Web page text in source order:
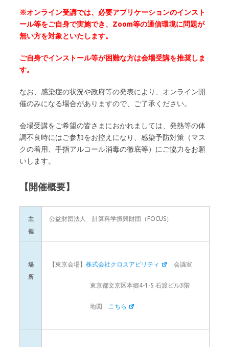
※オンライン受講では、必要アプリケーションのインスト
ール等をご自身で実施でき、Zoom等の通信環境に問題が
無い方を対象といたします。
ご自身でインストール等が困難な方は会場受講を推奨しま
す。
なお、感染症の状況や政府等の発表により、オンライン開
催のみになる場合がありますので、ご了承ください。
会場受講をご希望の皆さまにおかれましては、発熱等の体
調不良時にはご参加をお控えになり、感染予防対策（マス
クの着用、手指アルコール消毒の徹底等）にご協力をお願
いします。
【開催概要】
主
催
公益財団法人 計算科学振興財団（FOCUS）
場
所
【東京会場】 株式会社クロスアビリティ 会議室
東京都文京区本郷4-1-5 石渡ビル3階
地図 こちら